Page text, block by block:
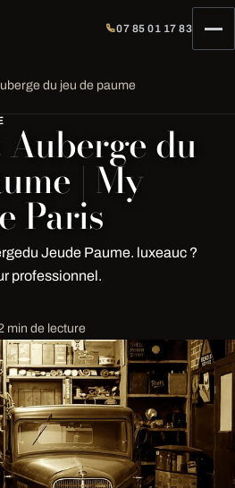
07 85 01 17 83
du jeu de paume
du
| My
Paris
Jeude Paume. luxeauc ?
professionnel.
min de lecture